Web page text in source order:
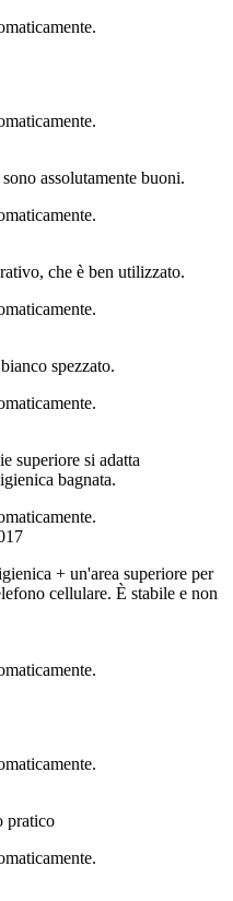
assolutamente buoni.
che è ben utilizzato.
spezzato.
superiore si adatta
bagnata.
+ un'area superiore per
cellulare. È stabile e non
pratico